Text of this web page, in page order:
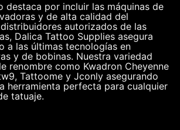
destaca por incluir las máquinas de
y de alta calidad del
autorizados de las
Dalica Tattoo Supplies asegura
a las últimas tecnologías en
y de bobinas. Nuestra variedad
renombre como Kwadron Cheyenne
Tattoome y Jconly asegurando
herramienta perfecta para cualquier
tatuaje.